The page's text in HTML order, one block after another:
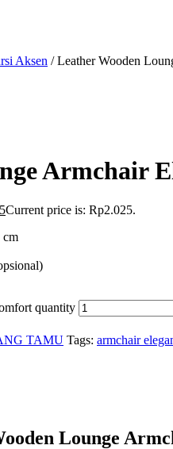
Aksen /Leather Wooden
Armchair
Current price is: Rp2.025.
cm
quantity
TAMU Tags: armchair
Lounge